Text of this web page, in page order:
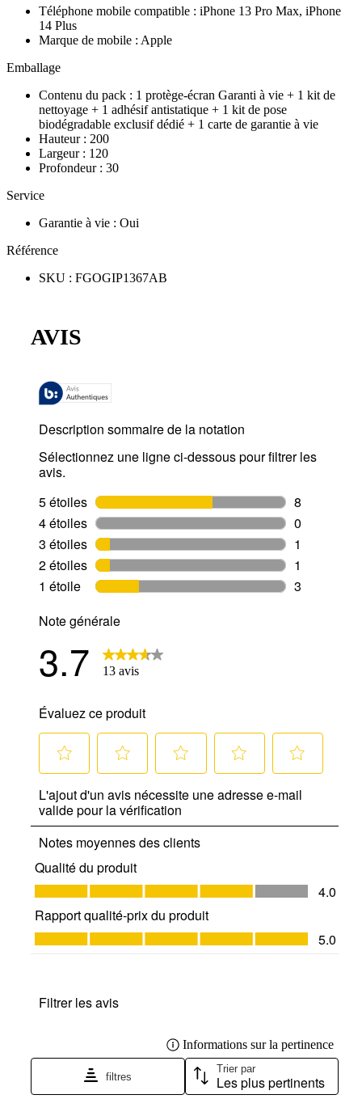
Téléphone mobile compatible : iPhone 13 Pro Max, iPhone
14 Plus
Marque de mobile : Apple
Emballage
Contenu du pack : 1 protège-écran Garanti à vie + 1 kit de
nettoyage + 1 adhésif antistatique + 1 kit de pose
biodégradable exclusif dédié + 1 carte de garantie à vie
Hauteur : 200
Largeur : 120
Profondeur : 30
Service
Garantie à vie : Oui
Référence
SKU : FGOGIP1367AB